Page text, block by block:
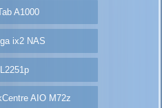
A1000
ix2 NAS
AIO M72z